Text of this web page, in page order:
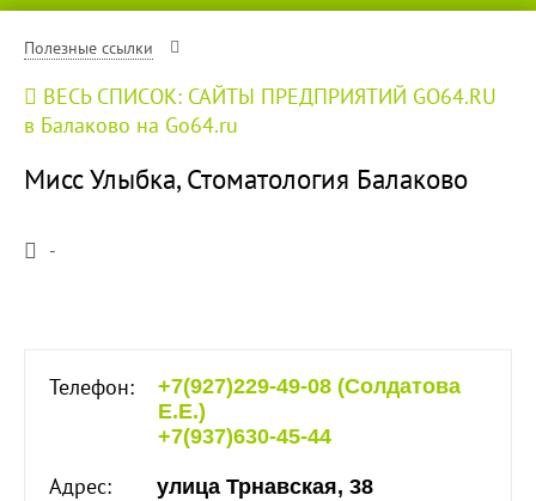
Полезные ссылки
ВЕСЬ СПИСОК: САЙТЫ ПРЕДПРИЯТИЙ GO64.RU
в Балаково на Go64.ru
Мисс Улыбка, Стоматология Балаково
-
Телефон:
+7(927)229-49-08 (Солдатова
Е.Е.)
+7(937)630-45-44
Адрес: улица Трнавская, 38